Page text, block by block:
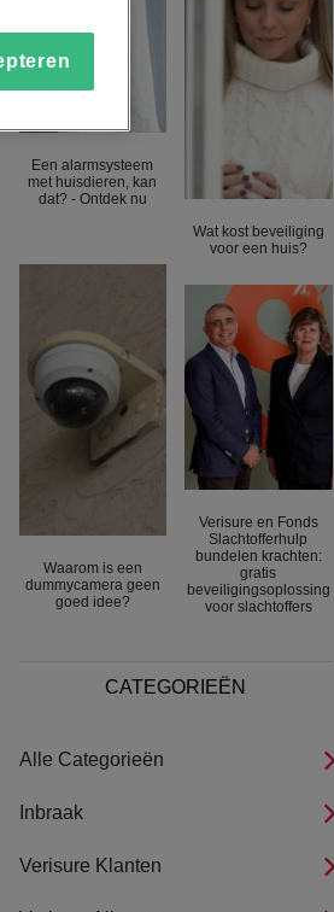
Een alarmsysteem
met huisdieren, kan
dat? - Ontdek nu
Wat kost beveiliging
voor een huis?
Waarom is een
dummycamera geen
goed idee?
Verisure en Fonds
Slachtofferhulp
bundelen krachten:
gratis
beveiligingsoplossing
voor slachtoffers
CATEGORIEËN
Alle Categorieën
Inbraak
Verisure Klanten